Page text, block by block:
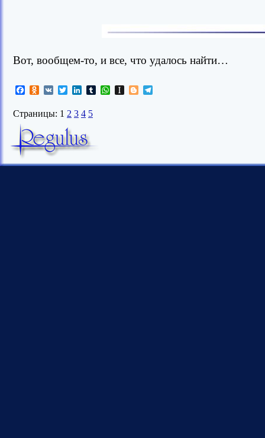
Вот, вообщем-то, и все, что удалось найти…
Facebook
Odnoklassniki
VK TwitterLinkedIn
TumblrWhatsApp
Instapaper
Blogger
Страницы: 1 2 3 4 5